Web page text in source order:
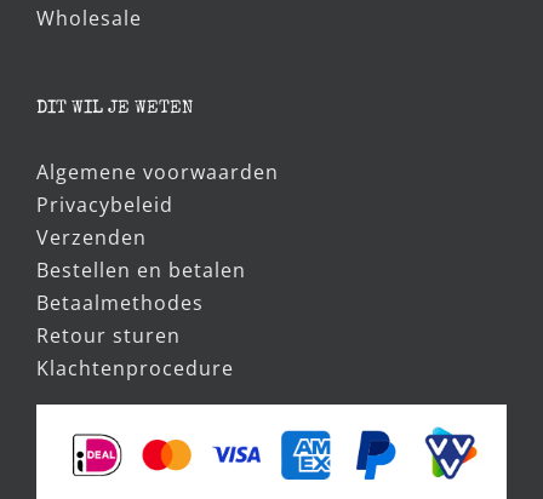
Wholesale
DIT WIL JE WETEN
Algemene voorwaarden
Privacybeleid
Verzenden
Bestellen en betalen
Betaalmethodes
Retour sturen
Klachtenprocedure